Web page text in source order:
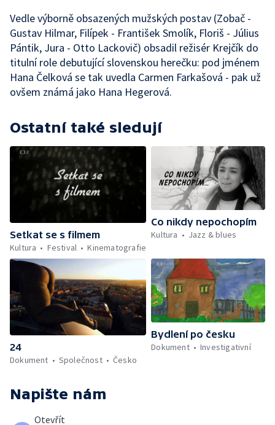
Vedle výborně obsazených mužských postav (Zobač -
Gustav Hilmar, Filípek - František Smolík, Floriš - Július
Pántik, Jura - Otto Lackovič) obsadil režisér Krejčík do
titulní role debutující slovenskou herečku: pod jménem
Hana Čelková se tak uvedla Carmen Farkašová - pak už
ovšem známá jako Hana Hegerová.
Ostatní také sledují
Setkat se s filmem
Kultura
Festival Kinematografie
Co nikdy nepochopím
Kultura
Jazz & blues
24
Dokument
Společnost Česko
Bydlení po česku
Dokument
Investigativní
Napište nám
Otevřít